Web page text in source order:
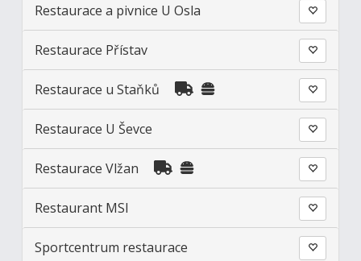
Restaurace a pivnice U Osla
Restaurace Přístav
Restaurace u Staňků
Restaurace U Ševce
Restaurace Vlžan
Restaurant MSI
Sportcentrum restaurace